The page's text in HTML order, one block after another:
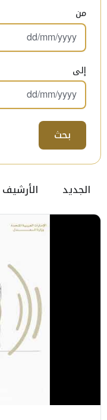
من
إلى
بحث
الجديد الأرشيف